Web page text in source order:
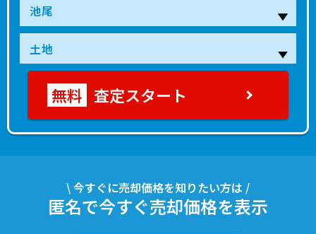
査定スタート
\ 今すぐに売却価格を知りたい方は /
匿名で今すぐ売却価格を表示